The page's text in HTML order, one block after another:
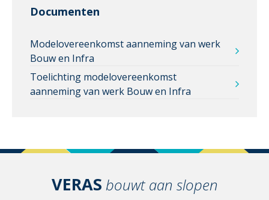
Documenten
Modelovereenkomst aanneming van werk
Bouw en Infra
Toelichting modelovereenkomst
aanneming van werk Bouw en Infra
VERAS bouwt aan slopen